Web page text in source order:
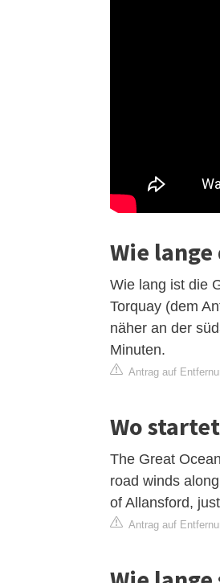
Wie
Wie lang ist die
Torquay (dem
näher an der
Minuten.
Antrag auf
Wo
The Great
road winds
of Allansford,
Antrag auf